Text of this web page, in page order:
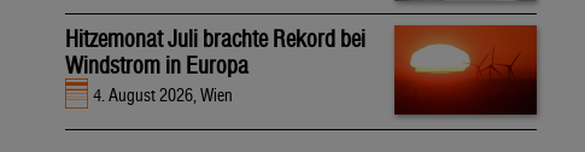
Hitzemonat Juli brachte Rekord bei
Windstrom in Europa
4. August 2026, Wien